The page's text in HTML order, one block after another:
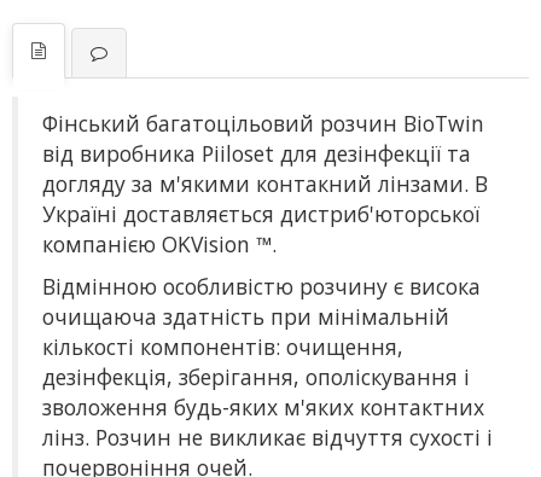
Фінський багатоцільовий розчин BioTwin
від виробника Piiloset для дезінфекції та
догляду за м'якими контакний лінзами. В
Україні доставляється дистриб'юторської
компанією OKVision ™.
Відмінною особливістю розчину є висока
очищаюча здатність при мінімальній
кількості компонентів: очищення,
дезінфекція, зберігання, ополіскування і
зволоження будь-яких м'яких контактних
лінз. Розчин не викликає відчуття сухості і
почервоніння очей.